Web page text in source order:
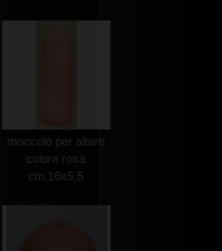
moccolo per altare
colore rosa
cm.16x5,5